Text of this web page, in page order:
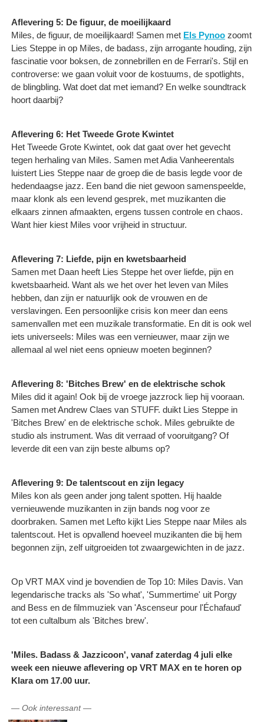
Aflevering 5: De figuur, de moeilijkaard
Miles, de figuur, de moeilijkaard! Samen met Els Pynoo zoomt
Lies Steppe in op Miles, de badass, zijn arrogante houding, zijn
fascinatie voor boksen, de zonnebrillen en de Ferrari's. Stijl en
controverse: we gaan voluit voor de kostuums, de spotlights,
de blingbling. Wat doet dat met iemand? En welke soundtrack
hoort daarbij? ​
Aflevering 6: Het Tweede Grote Kwintet
Het Tweede Grote Kwintet, ook dat gaat over het gevecht
tegen herhaling van Miles. Samen met Adia Vanheerentals
luistert Lies Steppe naar de groep die de basis legde voor de
hedendaagse jazz. Een band die niet gewoon samenspeelde,
maar klonk als een levend gesprek, met muzikanten die
elkaars zinnen afmaakten, ergens tussen controle en chaos.
Want hier kiest Miles voor vrijheid in structuur.
Aflevering 7: Liefde, pijn en kwetsbaarheid
Samen met Daan heeft Lies Steppe het over liefde, pijn en
kwetsbaarheid. Want als we het over het leven van Miles
hebben, dan zijn er natuurlijk ook de vrouwen en de
verslavingen. Een persoonlijke crisis kon meer dan eens
samenvallen met een muzikale transformatie. En dit is ook wel
iets universeels: Miles was een vernieuwer, maar zijn we
allemaal al wel niet eens opnieuw moeten beginnen?
Aflevering 8: 'Bitches Brew' en de elektrische schok
Miles did it again! Ook bij de vroege jazzrock liep hij vooraan.
Samen met Andrew Claes van STUFF. duikt Lies Steppe in
'Bitches Brew' en de elektrische schok. Miles gebruikte de
studio als instrument. Was dit verraad of vooruitgang? Of
leverde dit een van zijn beste albums op? ​
Aflevering 9: De talentscout en zijn legacy
Miles kon als geen ander jong talent spotten. Hij haalde
vernieuwende muzikanten in zijn bands nog voor ze
doorbraken. Samen met Lefto kijkt Lies Steppe naar Miles als
talentscout. Het is opvallend hoeveel muzikanten die bij hem
begonnen zijn, zelf uitgroeiden tot zwaargewichten in de jazz. ​
Op VRT MAX vind je bovendien de Top 10: Miles Davis. Van
legendarische tracks als 'So what', 'Summertime' uit Porgy
and Bess en de filmmuziek van 'Ascenseur pour l'Échafaud'
tot een cultalbum als 'Bitches brew'.
'Miles. Badass & Jazzicoon', vanaf zaterdag 4 juli elke
week een nieuwe aflevering op VRT MAX en te horen op
Klara om 17.00 uur.
— Ook interessant—